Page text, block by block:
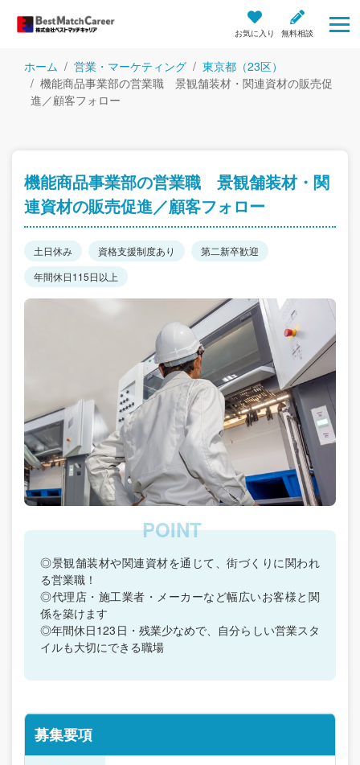
お気に入り 無料相談
ホーム 営業・マーケティング
東京都（23区）
機能商品事業部の営業職 景観舗装材・関連資材の販売促
進／顧客フォロー
機能商品事業部の営業職 景観舗装材・関
連資材の販売促進／顧客フォロー
土日休み 資格支援制度あり
第二新卒歓迎
年間休日115日以上
◎景観舗装材や関連資材を通じて、街づくりに関われ
る営業職！
◎代理店・施工業者・メーカーなど幅広いお客様と関
係を築けます
◎年間休日123日・残業少なめで、自分らしい営業スタ
イルも大切にできる職場
募集要項